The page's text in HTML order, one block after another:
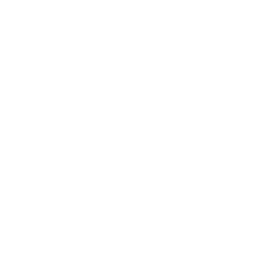
です。
ず変更すること